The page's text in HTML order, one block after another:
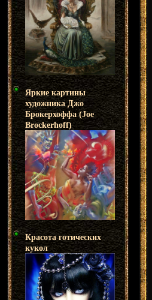
Яркие картины
художника Джо
Брокерхоффа (Joe
Brockerhoff)
Красота готических
кукол